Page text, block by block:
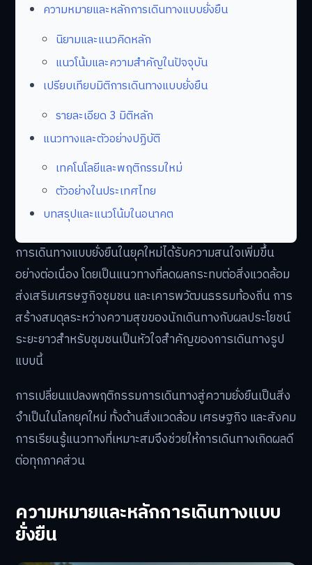
ความหมายและหลักการเดินทางแบบยั่งยืน
นิยามและแนวคิดหลัก
แนวโน้มและความสำคัญในปัจจุบัน
เปรียบเทียบมิติการเดินทางแบบยั่งยืน
รายละเอียด 3 มิติหลัก
แนวทางและตัวอย่างปฏิบัติ
เทคโนโลยีและพฤติกรรมใหม่
ตัวอย่างในประเทศไทย
บทสรุปและแนวโน้มในอนาคต
การเดินทางแบบยั่งยืนในยุคใหม่ได้รับความสนใจเพิ่มขึ้น
อย่างต่อเนื่อง โดยเป็นแนวทางที่ลดผลกระทบต่อสิ่งแวดล้อม
ส่งเสริมเศรษฐกิจชุมชน และเคารพวัฒนธรรมท้องถิ่น การ
สร้างสมดุลระหว่างความสุขของนักเดินทางกับผลประโยชน์
ระยะยาวสำหรับชุมชนเป็นหัวใจสำคัญของการเดินทางรูป
แบบนี้
การเปลี่ยนแปลงพฤติกรรมการเดินทางสู่ความยั่งยืนเป็นสิ่ง
จำเป็นในโลกยุคใหม่ ทั้งด้านสิ่งแวดล้อม เศรษฐกิจ และสังคม
การเรียนรู้แนวทางที่เหมาะสมจึงช่วยให้การเดินทางเกิดผลดี
ต่อทุกภาคส่วน
ความหมายและหลักการเดินทางแบบ
ยั่งยืน